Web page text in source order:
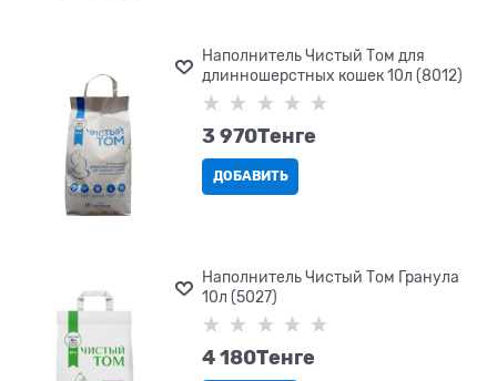
Наполнитель Чистый Том для
длинношерстных кошек 10л (8012)
3 970Tенге
ДОБАВИТЬ
Наполнитель Чистый Том Гранула
10л (5027)
4 180Tенге